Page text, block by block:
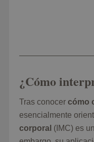
¿Cómo
Tras conocer cómo
esencialmente
corporal (IMC) es